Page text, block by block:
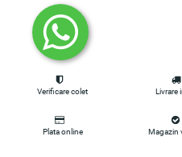
Verificare colet Livrare
Plata online Magazin